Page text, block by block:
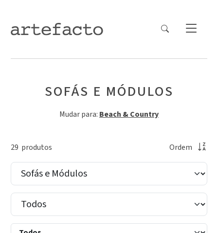
SOFÁS E MÓDULOS
Mudar para: Beach & Country
29 produtos Ordem